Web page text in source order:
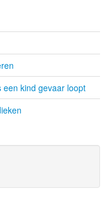
een kind gevaar loopt